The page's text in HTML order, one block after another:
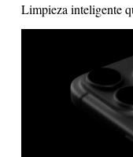
Limpieza inteligente